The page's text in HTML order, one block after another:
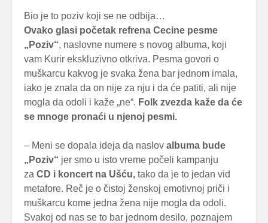
Bio je to poziv koji se ne odbija…
Ovako glasi početak refrena Cecine pesme
„Poziv“, naslovne numere s novog albuma, koji
vam Kurir ekskluzivno otkriva. Pesma govori o
muškarcu kakvog je svaka žena bar jednom imala,
iako je znala da on nije za nju i da će patiti, ali nije
mogla da odoli i kaže „ne“. Folk zvezda kaže da će
se mnoge pronaći u njenoj pesmi.
– Meni se dopala ideja da naslov albuma bude
„Poziv“ jer smo u isto vreme počeli kampanju
za CD i koncert na Ušću, tako da je to jedan vid
metafore. Reč je o čistoj ženskoj emotivnoj priči i
muškarcu kome jedna žena nije mogla da odoli.
Svakoj od nas se to bar jednom desilo, poznajem